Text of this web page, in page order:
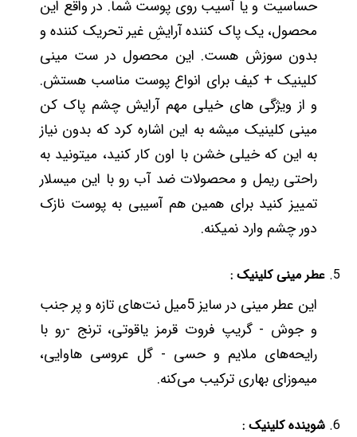
حساسیت و یا آسیب روی پوست شما. در واقع این
محصول، یک پاک کننده آرایشِ غیر تحریک کننده و
بدون سوزش هست. این محصول در ست مینی
کلینیک + کیف برای انواع پوست مناسب هستش.
و از ویژگی های خیلی مهم آرایش چشم پاک کن
مینی کلینیک میشه به این اشاره کرد که بدون نیاز
به این که خیلی خشن با اون کار کنید، میتونید به
راحتی ریمل و محصولات ضد آب رو با این میسلار
تمییز کنید برای همین هم آسیبی به پوست نازک
دور چشم وارد نمیکنه.
عطر مینی کلینیک :
این عطر مینی در سایز 5میل نت‌های تازه و پر جنب
و جوش - گریپ فروت قرمز یاقوتی، ترنج -رو با
رایحه‌های ملایم و حسی - گل عروسی هاوایی،
میموزای بهاری ترکیب می‌کنه.
شوینده کلینیک :